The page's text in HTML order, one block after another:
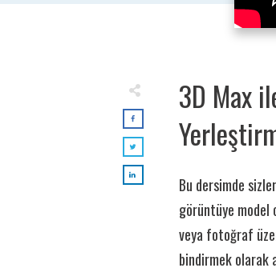
3D Max
Bu dersimde
görüntüye
veya fotoğraf
bindirmek olarak